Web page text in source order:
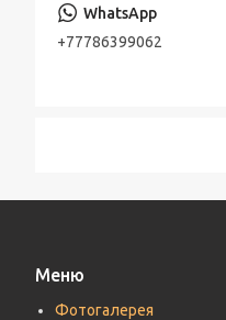
Стальная лента
Консольно-
Шестерённые
+77786399062
Меню
Фотогалерея